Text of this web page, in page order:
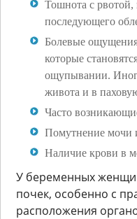
Тошнота с рвотой,
последующего
Болевые
которые
ощупывании.
живота и в
Часто
Помутнение мочи
Наличие крови в
У беременных
почек, особенно с
расположения